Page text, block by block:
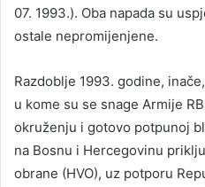
07. 1993.). Oba napada su
ostale nepromijenjene.
Razdoblje 1993. godine,
u kome su se snage Armije
okruženju i gotovo potpunoj
na Bosnu i Hercegovinu
obrane (HVO), uz potporu